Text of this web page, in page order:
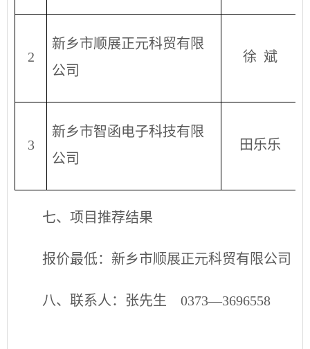
2
新乡市顺展正元科贸有限
公司
徐 斌
3
新乡市智函电子科技有限
公司
田乐乐
七、项目推荐结果
报价最低：新乡市顺展正元科贸有限公司
八、 联系人：张先生 0373—3696558